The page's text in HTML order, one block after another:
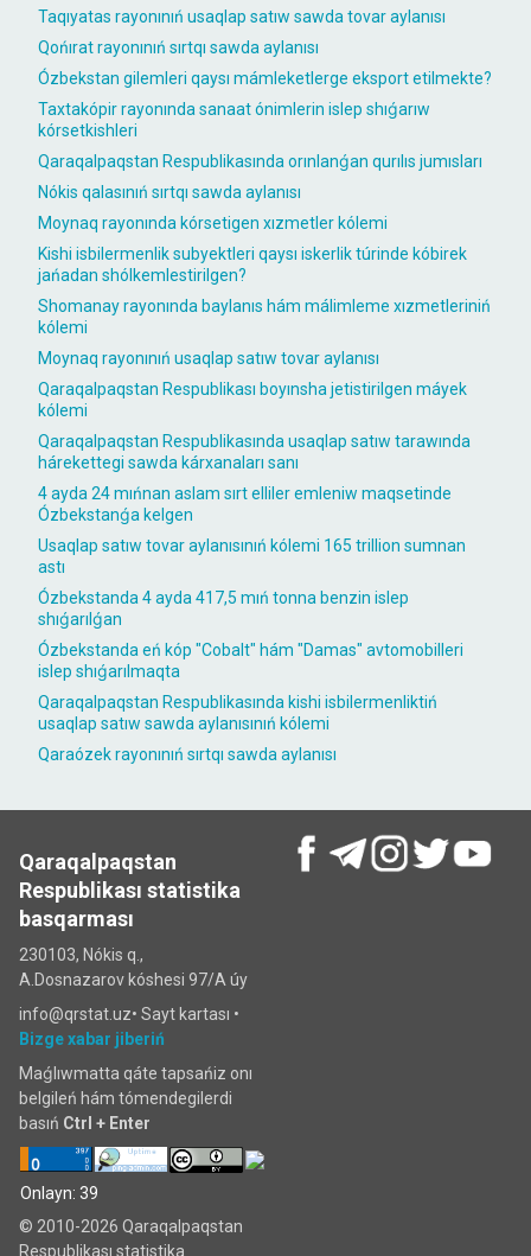
Taqıyatas rayonınıń usaqlap satıw sawda tovar aylanısı
Qońırat rayonınıń sırtqı sawda aylanısı
Ózbekstan gilemleri qaysı mámleketlerge eksport etilmekte?
Taxtakópir rayonında sanaat ónimlerin islep shıǵarıw
kórsetkishleri
Qaraqalpaqstan Respublikasında orınlanǵan qurılıs jumısları
Nókis qalasınıń sırtqı sawda aylanısı
Moynaq rayonında kórsetigen xızmetler kólemi
Kishi isbilermenlik subyektleri qaysı iskerlik túrinde kóbirek
jańadan shólkemlestirilgen?
Shomanay rayonında baylanıs hám málimleme xızmetleriniń
kólemi
Moynaq rayonınıń usaqlap satıw tovar aylanısı
Qaraqalpaqstan Respublikası boyınsha jetistirilgen máyek
kólemi
Qaraqalpaqstan Respublikasında usaqlap satıw tarawında
hárekettegi sawda kárxanaları sanı
4 ayda 24 mıńnan aslam sırt elliler emleniw maqsetinde
Ózbekstanǵa kelgen
Usaqlap satıw tovar aylanısınıń kólemi 165 trillion sumnan
astı
Ózbekstanda 4 ayda 417,5 mıń tonna benzin islep
shıǵarılǵan
Ózbekstanda eń kóp "Cobalt" hám "Damas" avtomobilleri
islep shıǵarılmaqta
Qaraqalpaqstan Respublikasında kishi isbilermenliktiń
usaqlap satıw sawda aylanısınıń kólemi
Qaraózek rayonınıń sırtqı sawda aylanısı
Qaraqalpaqstan
Respublikası statistika
basqarması
230103, Nókis q.,
A.Dosnazarov kóshesi 97/A úy
info@qrstat.uz• Sayt kartası •
Bizge xabar jiberiń
Maǵlıwmatta qáte tapsańiz onı
belgileń hám tómendegilerdi
basıń Ctrl + Enter
Onlayn: 39
© 2010-2026 Qaraqalpaqstan
Respublikası statistika